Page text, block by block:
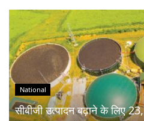
National
सीबीजी उत्पादन बढ़ाने के लिए